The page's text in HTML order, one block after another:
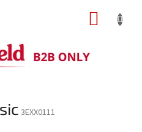
3EXX0111